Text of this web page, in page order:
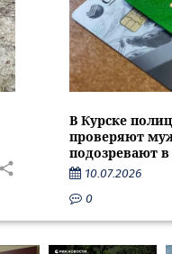
В Курске
проверяют
подозревают в
10.07.2026
0